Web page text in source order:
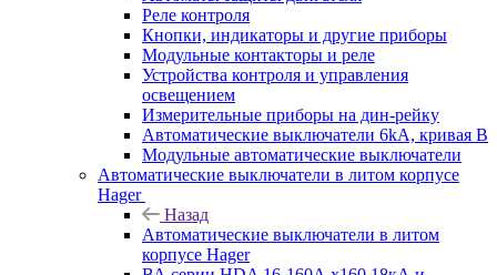
Реле контроля
Кнопки, индикаторы и другие приборы
Модульные контакторы и реле
Устройства контроля и управления
освещением
Измерительные приборы на дин-рейку
Автоматические выключатели 6kA, кривая В
Модульные автоматические выключатели
Автоматические выключатели в литом корпусе
Hager
Назад
Автоматические выключатели в литом
корпусе Hager